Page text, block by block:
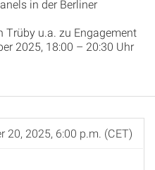
in der Berliner
u.a. zu Engagement
2025, 18:00 – 20:30 Uhr
20, 2025, 6:00 p.m. (CET)